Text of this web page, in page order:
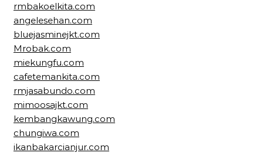
rmbakoelkita.com
angelesehan.com
bluejasminejkt.com
Mrobak.com
miekungfu.com
cafetemankita.com
rmjasabundo.com
mimoosajkt.com
kembangkawung.com
chungiwa.com
ikanbakarcianjur.com